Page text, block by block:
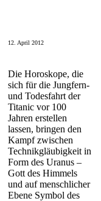
12. April 2012
Die Horoskope, die
sich für die Jungfern-
und Todesfahrt der
Titanic vor 100
Jahren erstellen
lassen, bringen den
Kampf zwischen
Technikgläubigkeit in
Form des Uranus –
Gott des Himmels
und auf menschlicher
Ebene Symbol des